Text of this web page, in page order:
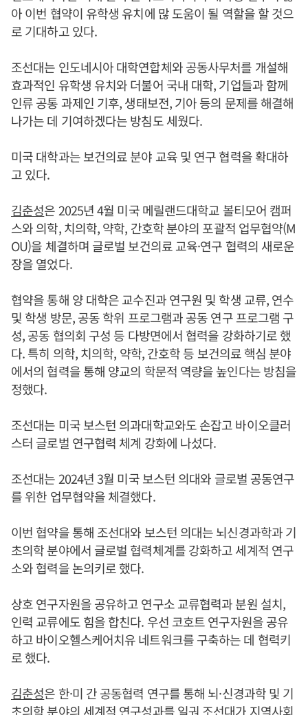
아 이번 협약이 유학생 유치에 많 도움이 될 역할을 할 것으
로 기대하고 있다.
조선대는 인도네시아 대학연합체와 공동사무처를 개설해
효과적인 유학생 유치와 더불어 국내 대학, 기업들과 함께
인류 공통 과제인 기후, 생태보전, 기아 등의 문제를 해결해
나가는 데 기여하겠다는 방침도 세웠다.
미국 대학과는 보건의료 분야 교육 및 연구 협력을 확대하
고 있다.
김춘성은 2025년 4월 미국 메릴랜드대학교 볼티모어 캠퍼
스와 의학, 치의학, 약학, 간호학 분야의 포괄적 업무협약(M
OU)을 체결하며 글로벌 보건의료 교육·연구 협력의 새로운
장을 열었다.
협약을 통해 양 대학은 교수진과 연구원 및 학생 교류, 연수
및 학생 방문, 공동 학위 프로그램과 공동 연구 프로그램 구
성, 공동 협의회 구성 등 다방면에서 협력을 강화하기로 했
다. 특히 의학, 치의학, 약학, 간호학 등 보건의료 핵심 분야
에서의 협력을 통해 양교의 학문적 역량을 높인다는 방침을
정했다.
조선대는 미국 보스턴 의과대학교와도 손잡고 바이오클러
스터 글로벌 연구협력 체계 강화에 나섰다.
조선대는 2024년 3월 미국 보스턴 의대와 글로벌 공동연구
를 위한 업무협약을 체결했다.
이번 협약을 통해 조선대와 보스턴 의대는 뇌신경과학과 기
초의학 분야에서 글로벌 협력체계를 강화하고 세계적 연구
소와 협력을 논의키로 했다.
상호 연구자원을 공유하고 연구소 교류협력과 분원 설치,
인력 교류에도 힘을 합친다. 우선 코호트 연구자원을 공유
하고 바이오헬스케어치유 네트워크를 구축하는 데 협력키
로 했다.
김춘성은 한·미 간 공동협력 연구를 통해 뇌·신경과학 및 기
초의학 분야의 세계적 연구성과를 일궈 조선대가 지역사회